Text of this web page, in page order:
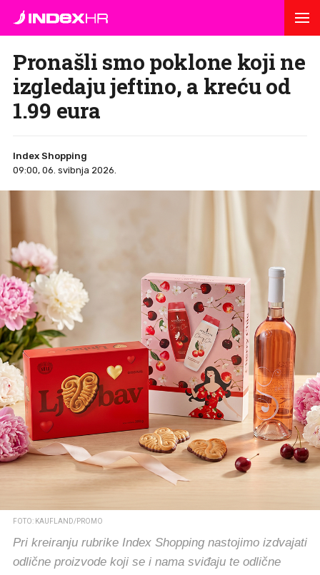
Pronašli smo poklone koji ne
izgledaju jeftino, a kreću od
1.99 eura
Index Shopping
09:00, 06. svibnja 2026.
FOTO: KAUFLAND/PROMO
Pri kreiranju rubrike Index Shopping nastojimo izdvajati
odlične proizvode koji se i nama sviđaju te odlične